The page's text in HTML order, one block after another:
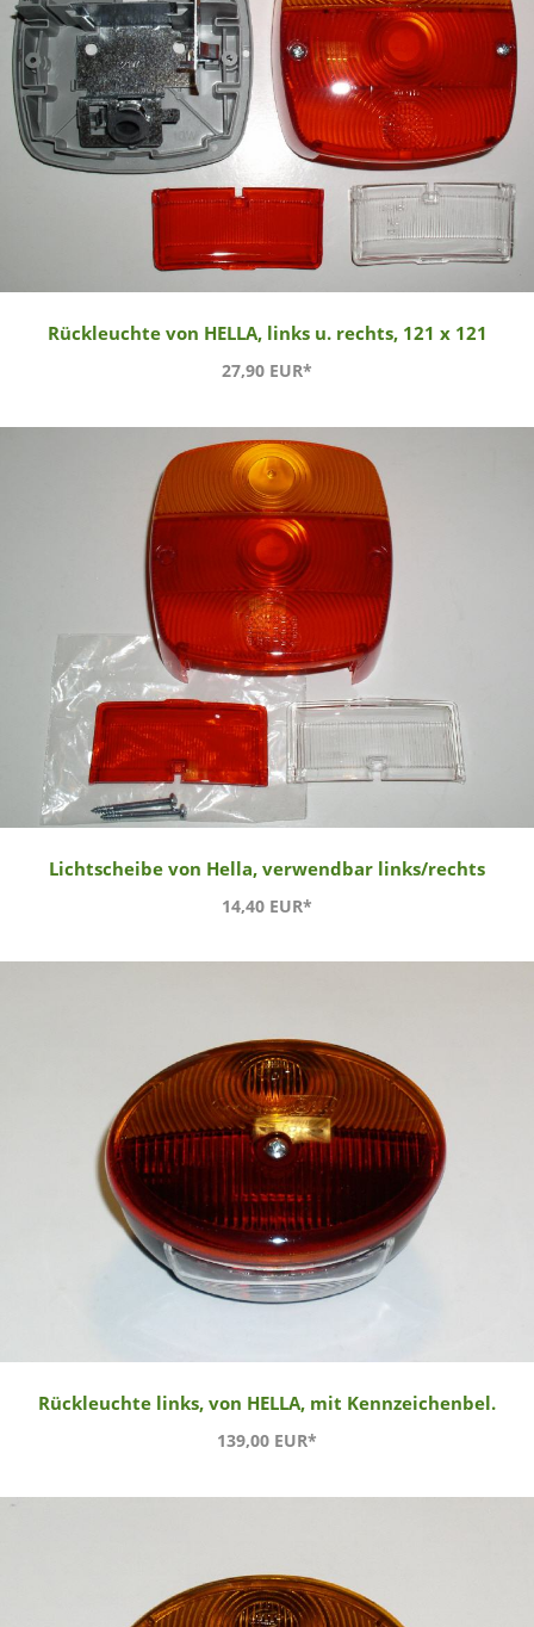
Rückleuchte von HELLA, links u. rechts, 121 x 121
27,90 EUR*
Lichtscheibe von Hella, verwendbar links/rechts
14,40 EUR*
Rückleuchte links, von HELLA, mit Kennzeichenbel.
139,00 EUR*